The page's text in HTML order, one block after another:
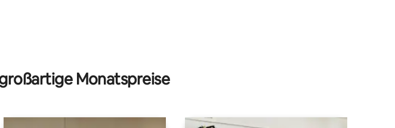
Bewertung: 5 von 5, 71 Bewertungen
Monatspreise